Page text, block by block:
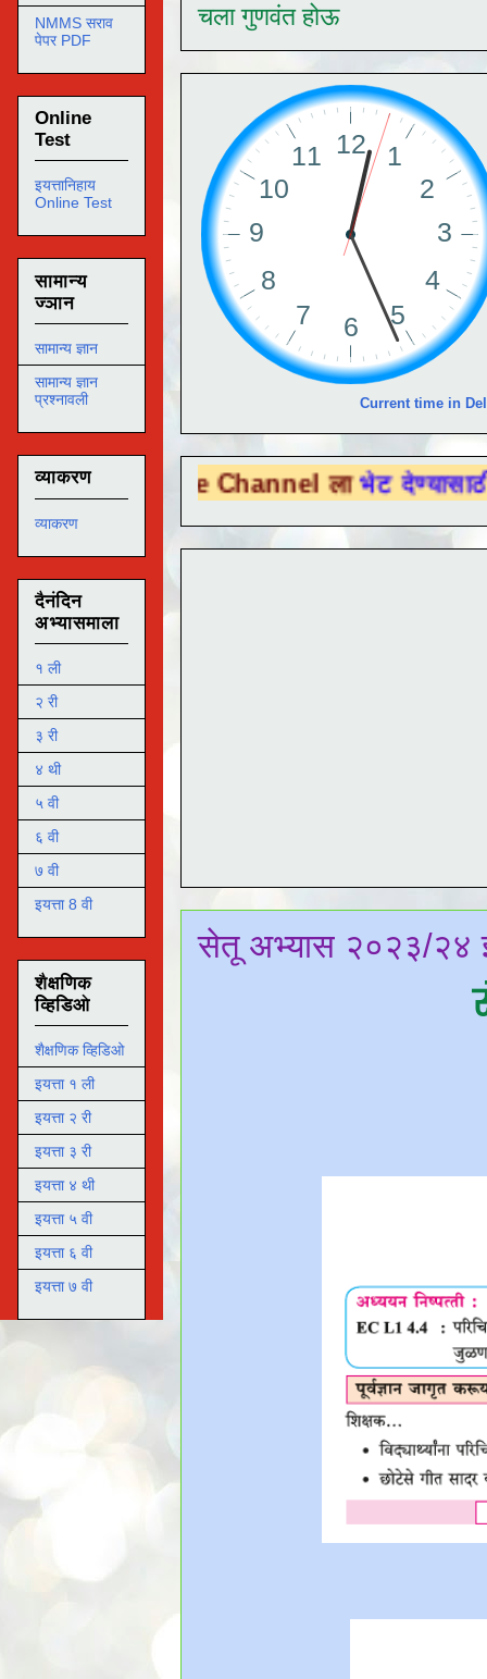
चला गुणवंत होऊ
Current time in
Channel लाभेट देण्यासाठी येथे क्लिक
सेतू अभ्यास २०२३/२४
NMMS सराव
पेपर PDF
Online
Test
इयत्तानिहाय
Online Test
सामान्य
ज्ञान
सामान्य ज्ञान
सामान्य ज्ञान
प्रश्नावली
व्याकरण
व्याकरण
दैनंदिन
अभ्यासमाला
१ ली
२ री
३ री
४ थी
५ वी
६ वी
७ वी
इयत्ता 8 वी
शैक्षणिक
व्हिडिओ
शैक्षणिक व्हिडिओ
इयत्ता १ ली
इयत्ता २ री
इयत्ता ३ री
इयत्ता ४ थी
इयत्ता ५ वी
इयत्ता ६ वी
इयत्ता ७ वी